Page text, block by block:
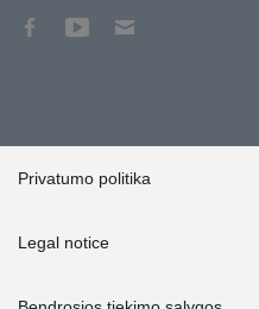
Privatumo politika
Legal notice